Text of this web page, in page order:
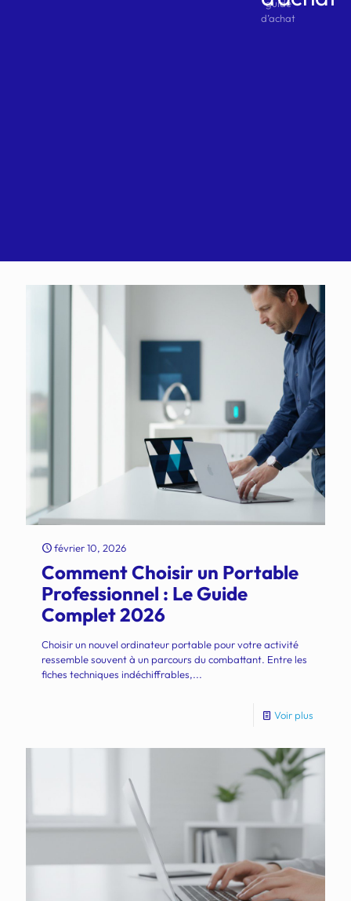
guide
d’achat
février 10, 2026
Comment Choisir un Portable
Professionnel : Le Guide
Complet 2026
Choisir un nouvel ordinateur portable pour votre activité
ressemble souvent à un parcours du combattant. Entre les
fiches techniques indéchiffrables,...
Voir plus